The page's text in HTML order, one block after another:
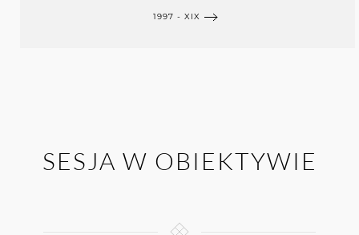
1997 - XIX
SESJA W OBIEKTYWIE